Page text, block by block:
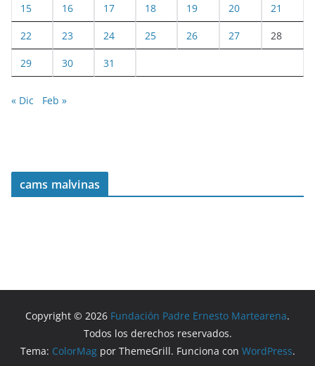
15 16 17 18 19 20 21
22 23 24 25 26 27 28
29 30 31
« Dic Feb »
cams malvinas
Copyright © 2026 Fundación Padre Ernesto Martearena.
Todos los derechos reservados.
Tema: ColorMagpor ThemeGrill. Funciona con WordPress.